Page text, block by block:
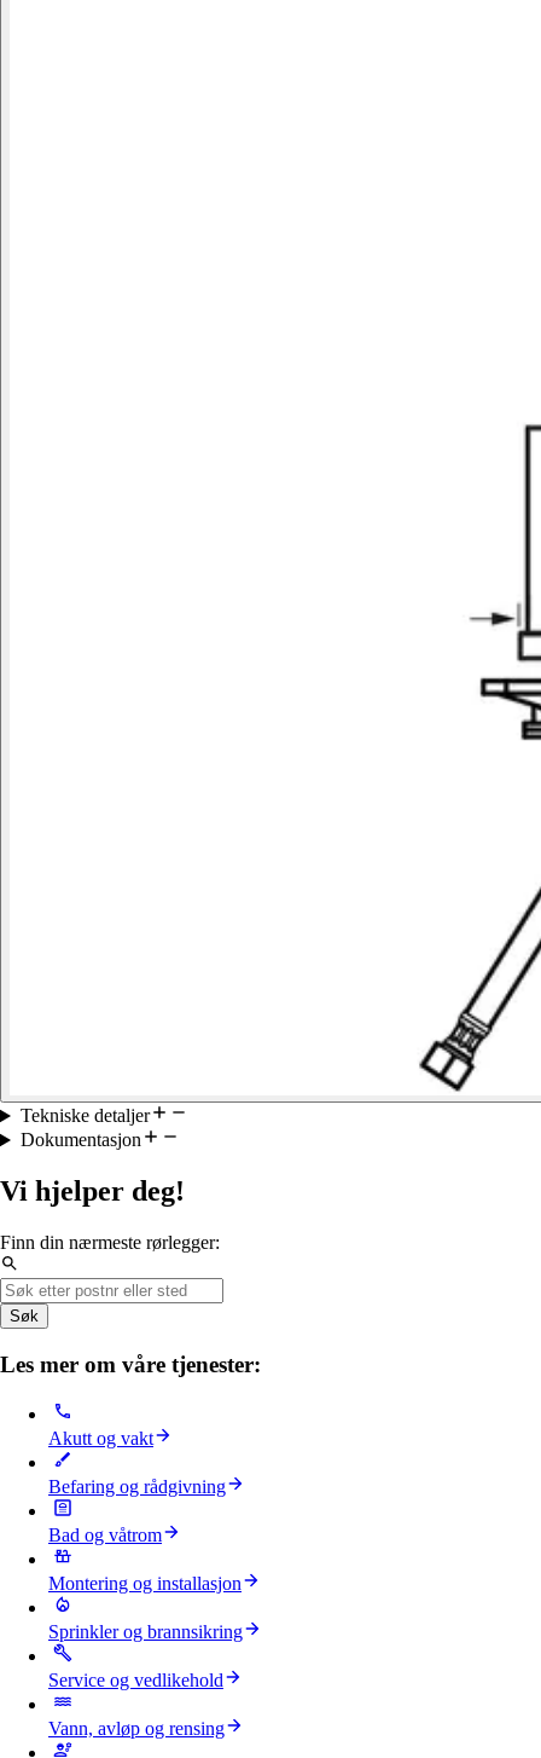
Tekniske detaljer
Dokumentasjon
Vi hjelper deg!
Finn din nærmeste rørlegger:
Søk
Les mer om våre tjenester:
Akutt og vakt
Befaring og rådgivning
Bad og våtrom
Montering og installasjon
Sprinkler og brannsikring
Service og vedlikehold
Vann, avløp og rensing